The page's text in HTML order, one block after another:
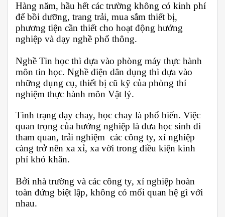
Hàng năm, hầu hết các trường không có kinh phí
để bồi dưỡng, trang trải, mua sắm thiết bị,
phương tiện cần thiết cho hoạt động hướng
nghiệp và dạy nghề phổ thông.
Nghề Tin học thì dựa vào phòng máy thực hành
môn tin học. Nghề điện dân dụng thì dựa vào
những dụng cụ, thiết bị cũ kỹ của phòng thí
nghiệm thực hành môn Vật lý.
Tình trạng dạy chay, học chay là phổ biến. Việc
quan trọng của hướng nghiệp là đưa học sinh đi
tham quan, trải nghiệm các công ty, xí nghiệp
càng trở nên xa xỉ, xa vời trong điều kiện kinh
phí khó khăn.
Bởi nhà trường và các công ty, xí nghiệp hoàn
toàn đứng biệt lập, không có mối quan hệ gì với
nhau.